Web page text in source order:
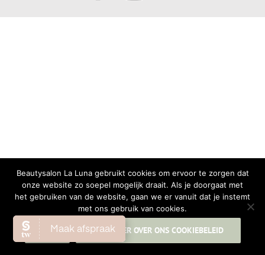
Beautysalon La Luna gebruikt cookies om ervoor te zorgen dat
onze website zo soepel mogelijk draait. Als je doorgaat met
het gebruiken van de website, gaan we er vanuit dat je instemt
met ons gebruik van cookies.
OK LEES MEER OVER ONS COOKIEBELEID